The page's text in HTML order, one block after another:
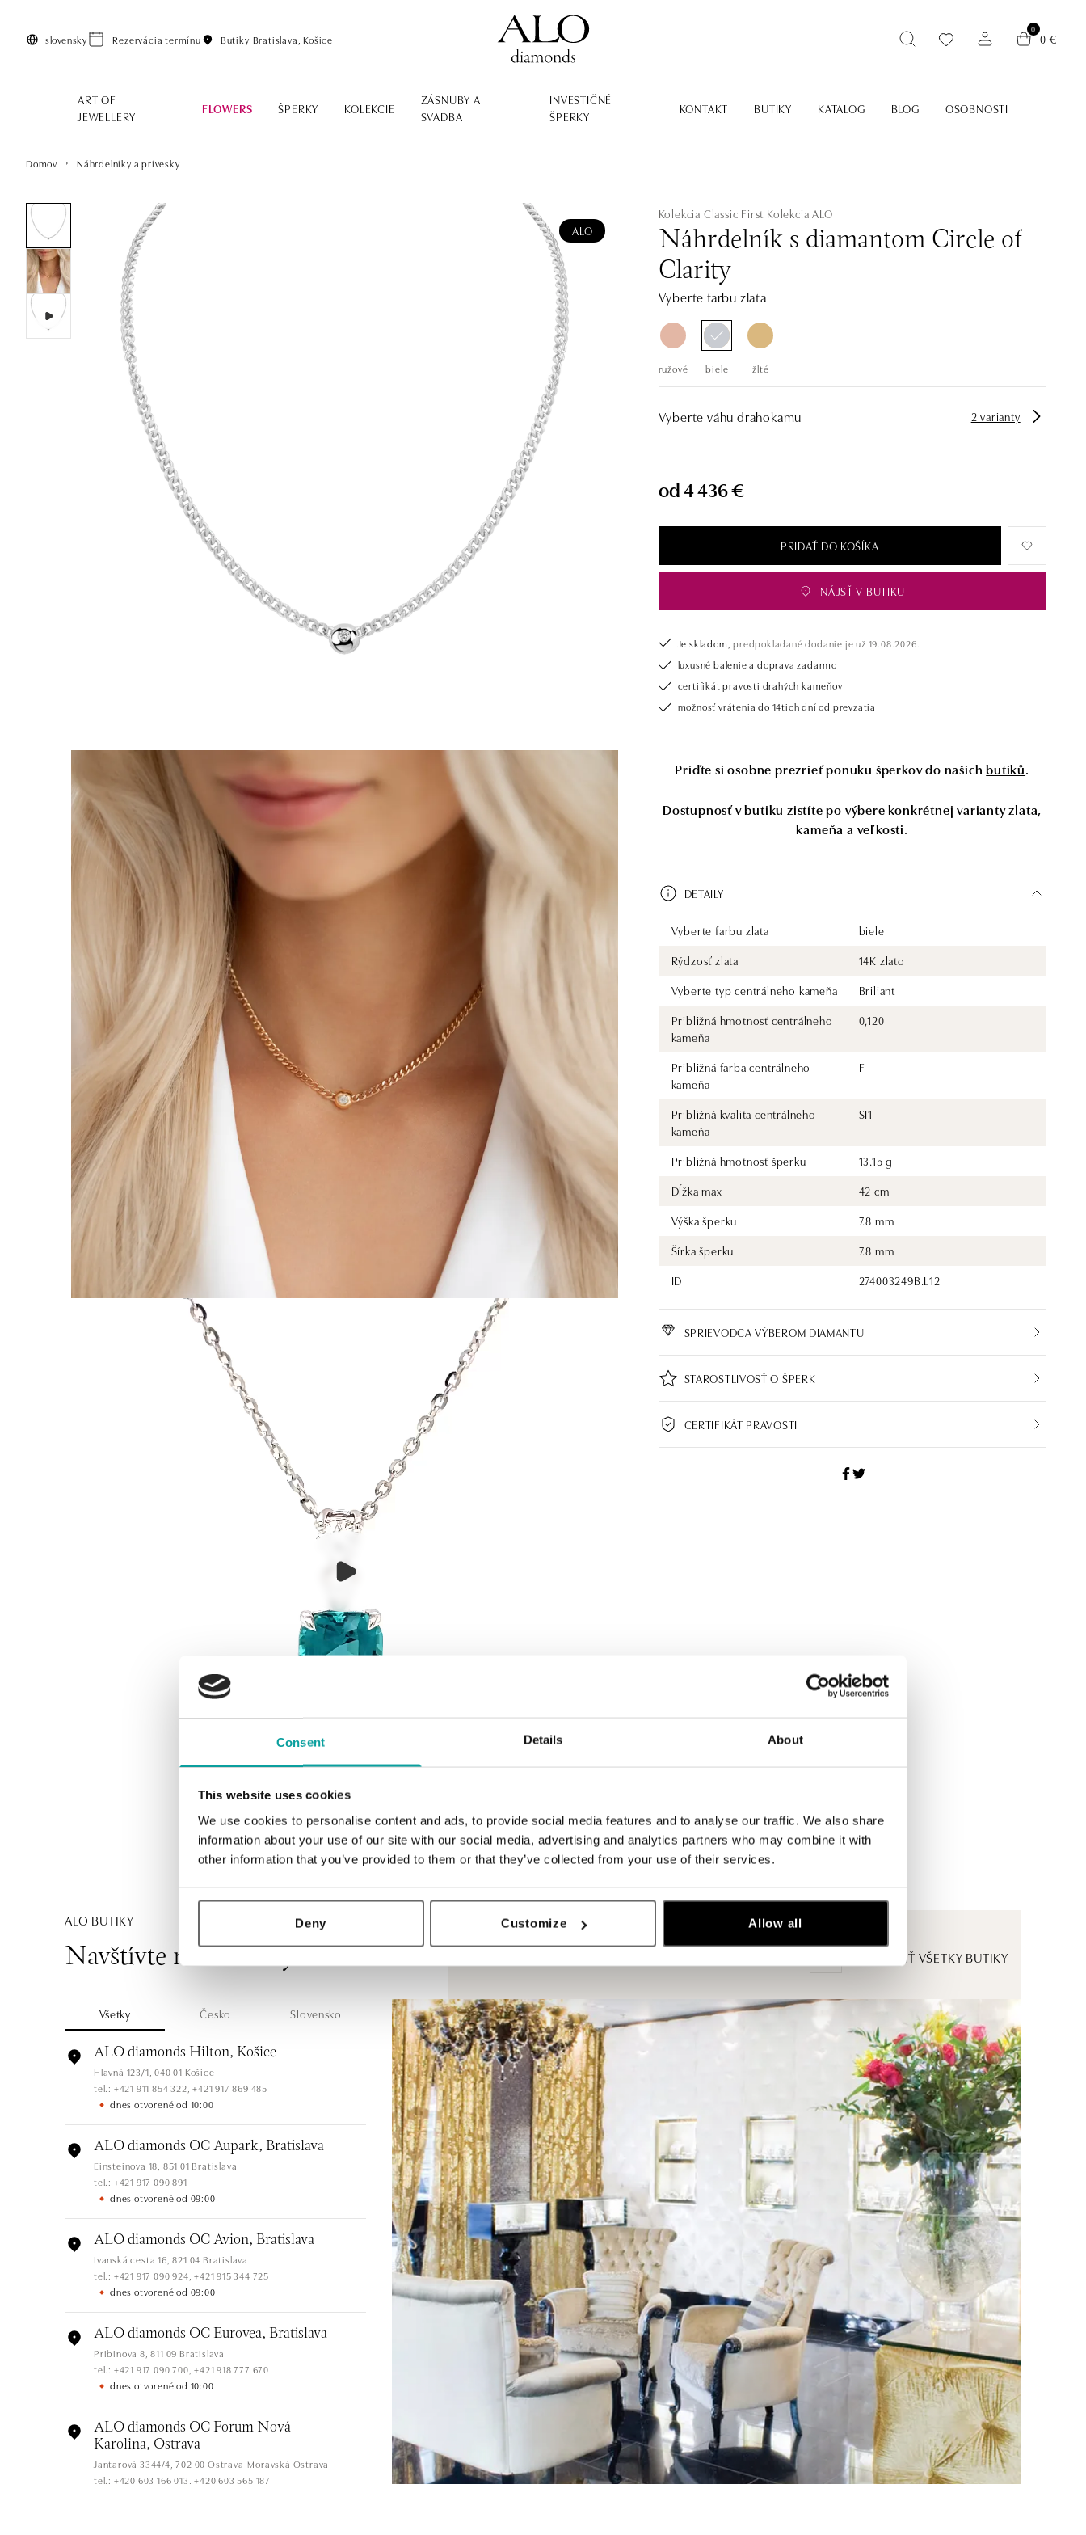
Consent Details About
This website uses cookies
We use cookies to personalise content and ads, to provide social media features and to analyse our traffic. We also share
information about your use of our site with our social media, advertising and analytics partners who may combine it with
other information that you’ve provided to them or that they’ve collected from your use of their services.
Deny Customize Allow all
slovensky Rezervácia termínu Butiky Bratislava, Košice
0
0 €
ART OF
JEWELLERY
FLOWERS ŠPERKY KOLEKCIE
ZÁSNUBY A
SVADBA
INVESTIČNÉ
ŠPERKY
KONTAKT BUTIKY KATALOG BLOG OSOBNOSTI
Domov Náhrdelníky a prívesky
ALO
Kolekcia Classic First Kolekcia ALO
Náhrdelník s diamantom Circle of
Clarity
Vyberte farbu zlata
ružové biele žlté
Vyberte váhu drahokamu 2 varianty
od 4 436 €
PRIDAŤ DO KOŠÍKA
NÁJSŤ V BUTIKU
Je skladom, predpokladané dodanie je už 19.08.2026.
luxusné balenie a doprava zadarmo
certifikát pravosti drahých kameňov
možnosť vrátenia do 14tich dní od prevzatia
Príďte si osobne prezrieť ponuku šperkov do našichbutiků.
Dostupnosť v butiku zistíte po výbere konkrétnej varianty zlata,
kameňa a veľkosti.
DETAILY
Vyberte farbu zlata
biele
Rýdzosť zlata
14K zlato
Vyberte typ centrálneho kameňa
Briliant
Približná hmotnosť centrálneho
kameňa
0,120
Približná farba centrálneho
kameňa
F
Približná kvalita centrálneho
kameňa
SI1
Približná hmotnosť šperku
13.15 g
Dĺžka max
42 cm
Výška šperku
7.8 mm
Šírka šperku
7.8 mm
ID
274003249B.L12
SPRIEVODCA VÝBEROM DIAMANTU
STAROSTLIVOSŤ O ŠPERK
CERTIFIKÁT PRAVOSTI
ALO BUTIKY
Navštívte naše butiky ZOBRAZIŤ VŠETKY BUTIKY
Všetky Česko Slovensko
ALO diamonds Hilton, Košice
Hlavná 123/1, 040 01 Košice
tel.: +421 911 854 322, +421 917 869 485
dnes otvorené od 10:00
ALO diamonds OC Aupark, Bratislava
Einsteinova 18, 851 01 Bratislava
tel.: +421 917 090 891
dnes otvorené od 09:00
ALO diamonds OC Avion, Bratislava
Ivanská cesta 16, 821 04 Bratislava
tel.: +421 917 090 924, +421 915 344 725
dnes otvorené od 09:00
ALO diamonds OC Eurovea, Bratislava
Pribinova 8, 811 09 Bratislava
tel.: +421 917 090 700, +421 918 777 670
dnes otvorené od 10:00
ALO diamonds OC Forum Nová
Karolina, Ostrava
Jantarová 3344/4, 702 00 Ostrava-Moravská Ostrava
tel.: +420 603 166 013, +420 603 565 187